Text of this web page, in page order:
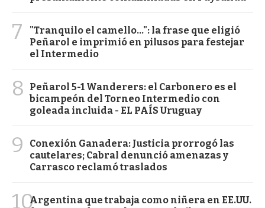
7
"Tranquilo el camello...": la frase que eligió
Peñarol e imprimió en pilusos para festejar
el Intermedio
8
Peñarol 5-1 Wanderers: el Carbonero es el
bicampeón del Torneo Intermedio con
goleada incluida - EL PAÍS Uruguay
9
Conexión Ganadera: Justicia prorrogó las
cautelares; Cabral denunció amenazas y
Carrasco reclamó traslados
10Argentina que trabaja como niñera en EE.UU.